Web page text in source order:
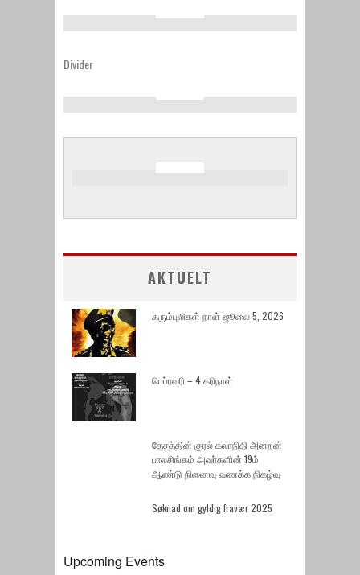
Divider
AKTUELT
கரும்புலிகள் நாள் ஜூலை 5, 2026
பெப்ரவரி – 4 கரிநாள்
தேசத்தின் குரல் கலாநிதி அன்றன்
பாலசிங்கம் அவர்களின் 19ம்
ஆண்டு நினைவு வணக்க நிகழ்வு
Søknad om gyldig fravær 2025
Upcoming Events